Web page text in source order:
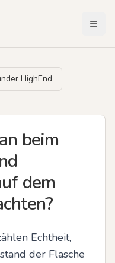
HighEnd
beim
dem
Echtheit,
der Flasche